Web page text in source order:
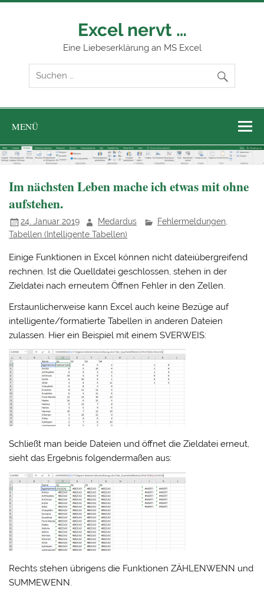
Zum
Excel nervt …
Eine Liebeserklärung an MS Excel
MENÜ
Im nächsten Leben mache ich etwas mit ohne
aufstehen.
24. Januar 2019 Medardus Fehlermeldungen,
Tabellen (Intelligente Tabellen)
Einige Funktionen in Excel können nicht dateiübergreifend
rechnen. Ist die Quelldatei geschlossen, stehen in der
Zieldatei nach erneutem Öffnen Fehler in den Zellen.
Erstaunlicherweise kann Excel auch keine Bezüge auf
intelligente/formatierte Tabellen in anderen Dateien
zulassen. Hier ein Beispiel mit einem SVERWEIS:
Schließt man beide Dateien und öffnet die Zieldatei erneut,
sieht das Ergebnis folgendermaßen aus:
Rechts stehen übrigens die Funktionen ZÄHLENWENN und
SUMMEWENN.